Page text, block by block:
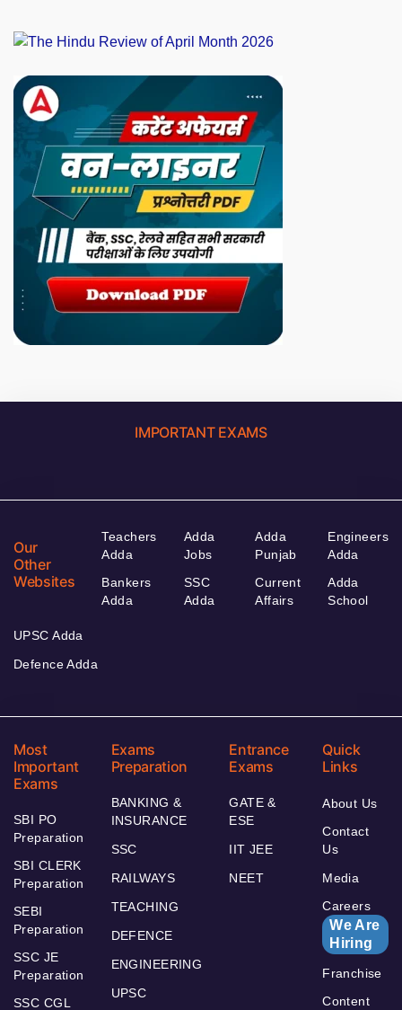
IMPORTANT EXAMS
Our
Other
Websites
Teachers
Adda
Bankers
Adda
Adda
Jobs
SSC
Adda
Adda
Punjab
Current
Affairs
Engineers
Adda
Adda
School
UPSC Adda
Defence Adda
Most
Important
Exams
SBI PO
Preparation
SBI CLERK
Preparation
SEBI
Preparation
SSC JE
Preparation
SSC CGL
Exams
Preparation
BANKING &
INSURANCE
SSC
RAILWAYS
TEACHING
DEFENCE
ENGINEERING
UPSC
Entrance
Exams
GATE &
ESE
IIT JEE
NEET
Quick
Links
About Us
Contact
Us
Media
Careers
We Are
Hiring
Franchise
Content